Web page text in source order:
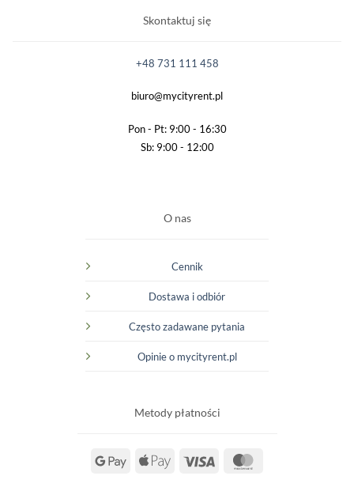
O nas
Cennik
Dostawa i odbiór
Często zadawane pytania
Opinie o mycityrent.pl
Metody płatności
Google
Apple
Visa
Skontaktuj się
+48 731 111 458
biuro@mycityrent.pl
Pon - Pt: 9:00 - 16:30
Sb: 9:00 - 12:00